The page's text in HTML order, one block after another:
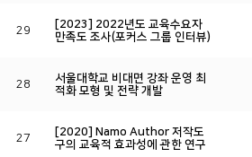
29
[2023] 2022년도 교육수요자
만족도 조사(포커스 그룹 인터뷰)
28
서울대학교 비대면 강좌 운영 최
적화 모형 및 전략 개발
27
[2020] Namo Author 저작도
구의 교육적 효과성에 관한 연구